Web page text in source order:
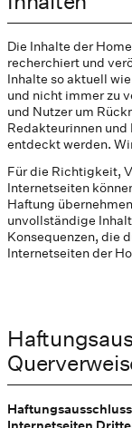
Die Inhalte der
recherchiert und
Inhalte so aktuell
und nicht immer zu
und Nutzer um
Redakteurinnen
entdeckt werden.
Für die Richtigkeit,
Internetseiten
Haftung
unvollständige
Konsequenzen, die
Internetseiten der